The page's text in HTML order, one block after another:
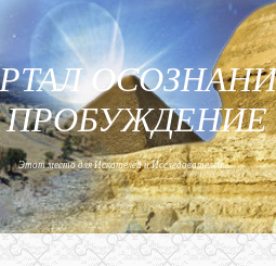
ПРОБУЖДЕНИЕ
Этот место для Искателей и Исследователей...